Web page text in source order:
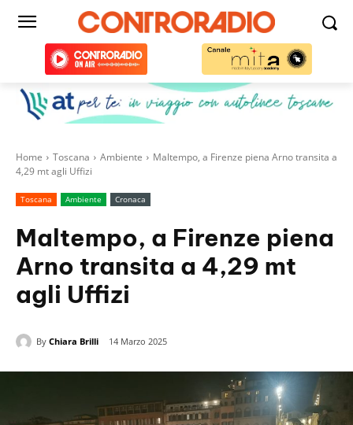
Home Toscana Ambiente
Maltempo, a Firenze piena Arno transita a
4,29 mt agli Uffizi
Toscana Ambiente Cronaca
Maltempo, a Firenze piena
Arno transita a 4,29 mt
agli Uffizi
By Chiara Brilli 14 Marzo 2025